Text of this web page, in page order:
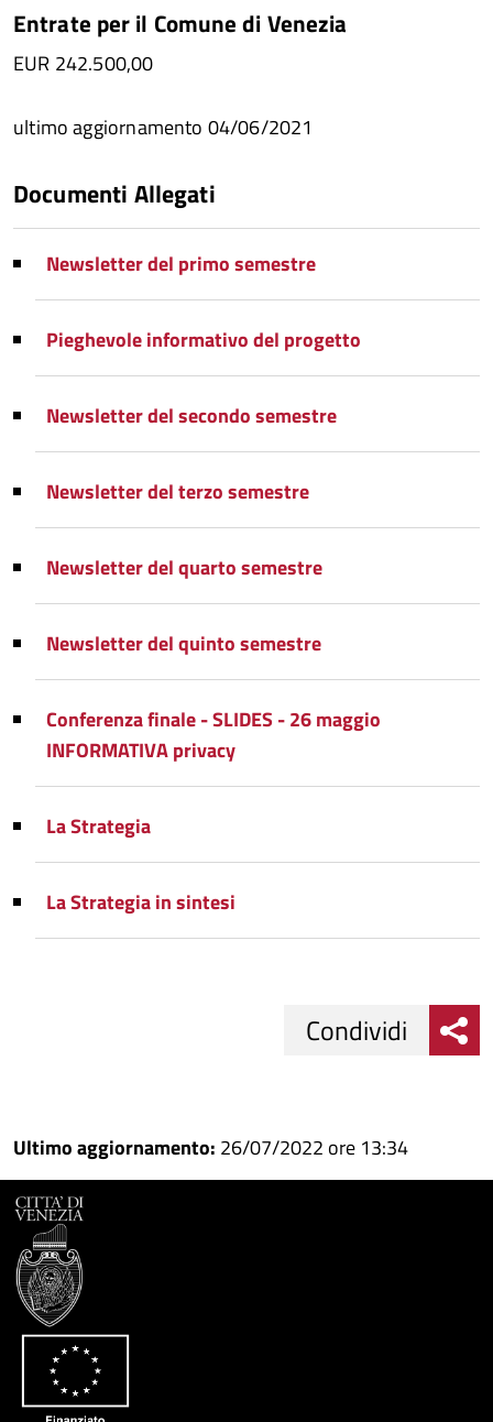
Entrate per il Comune di Venezia
EUR 242.500,00
ultimo aggiornamento 04/06/2021
Documenti Allegati
Newsletter del primo semestre
Pieghevole informativo del progetto
Newsletter del secondo semestre
Newsletter del terzo semestre
Newsletter del quarto semestre
Newsletter del quinto semestre
Conferenza finale - SLIDES - 26 maggio
INFORMATIVA privacy
La Strategia
La Strategia in sintesi
su
Facebook
Condividi
su
Condividi
Condividi
Ultimo aggiornamento: 26/07/2022 ore 13:34